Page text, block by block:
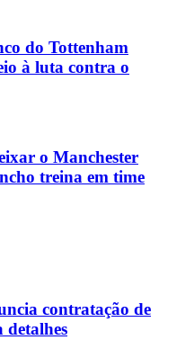
do Tottenham
à luta contra o
o Manchester
treina em time
contratação de
detalhes